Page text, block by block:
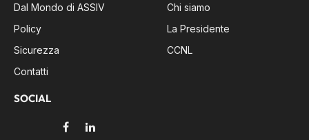
Dal Mondo di ASSIV
Policy
Sicurezza
Contatti
SOCIAL
FacebookLinkedIn
Chi siamo
La Presidente
CCNL